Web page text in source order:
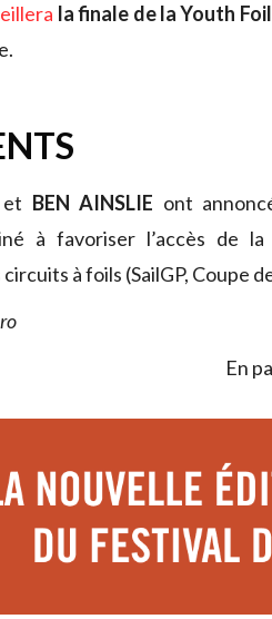
la finale de la Youth
BEN AINSLIE ont
à favoriser l’accès de
à foils (SailGP, Coupe
En